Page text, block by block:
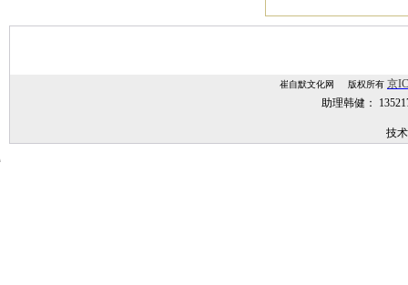
崔自默文化网 版权所有 京
助理韩健：
技